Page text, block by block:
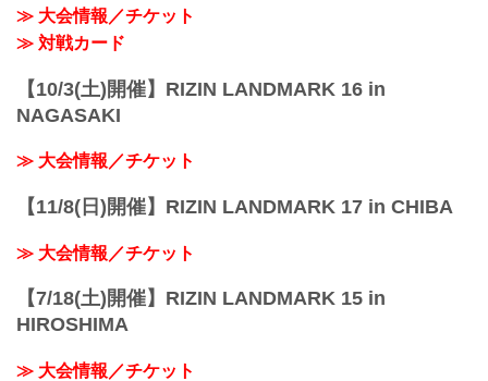
≫ 大会情報／チケット
≫ 対戦カード
【10/3(土)開催】RIZIN LANDMARK 16 in
NAGASAKI
≫ 大会情報／チケット
【11/8(日)開催】RIZIN LANDMARK 17 in CHIBA
≫ 大会情報／チケット
【7/18(土)開催】RIZIN LANDMARK 15 in
HIROSHIMA
≫ 大会情報／チケット